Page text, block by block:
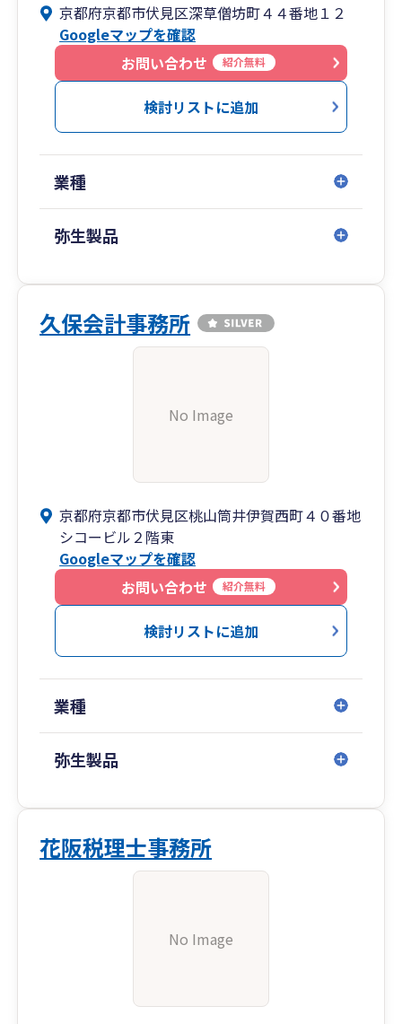
京都府京都市伏見区深草僧坊町４４番地１２
Googleマップを確認
お問い合わせ
紹介無料
検討リストに追加
業種
弥生製品
久保会計事務所
No Image
京都府京都市伏見区桃山筒井伊賀西町４０番地
シコービル２階東
Googleマップを確認
お問い合わせ
紹介無料
検討リストに追加
業種
弥生製品
花阪税理士事務所
No Image